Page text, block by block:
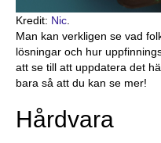
Kredit: Nic.
Man kan verkligen se vad
lösningar och hur
att se till att uppdatera det
bara så att du kan se mer!
Hårdvara